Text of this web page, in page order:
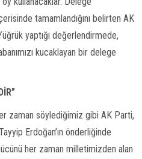
tamamlandığını belirten AK
yaptığı değerlendirmede,
kucaklayan bir delege
zaman söylediğimiz gibi AK Parti,
Erdoğan’ın önderliğinde
her zaman milletimizden alan